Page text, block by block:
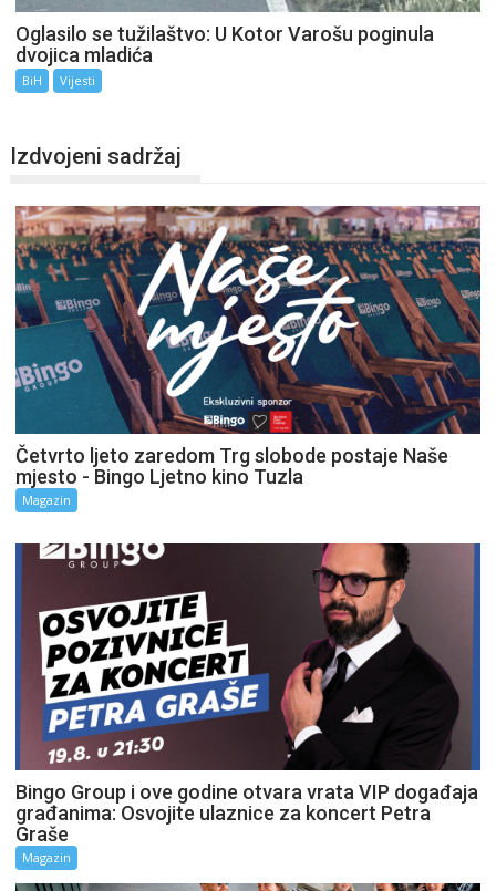
Oglasilo se tužilaštvo: U Kotor Varošu poginula
dvojica mladića
BiH Vijesti
Izdvojeni sadržaj
Četvrto ljeto zaredom Trg slobode postaje Naše
mjesto - Bingo Ljetno kino Tuzla
Magazin
Bingo Group i ove godine otvara vrata VIP događaja
građanima: Osvojite ulaznice za koncert Petra
Graše
Magazin